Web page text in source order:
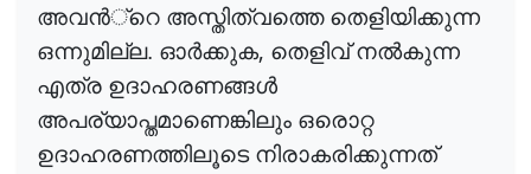
അവൻ്റെ അസ്തിത്വത്തെ തെളിയിക്കുന്ന
ഒന്നുമില്ല. ഓർക്കുക, തെളിവ് നൽകുന്ന
എത്ര ഉദാഹരണങ്ങൾ
അപര്യാപ്തമാണെങ്കിലും ഒരൊറ്റ
ഉദാഹരണത്തിലൂടെ നിരാകരിക്കുന്നത്